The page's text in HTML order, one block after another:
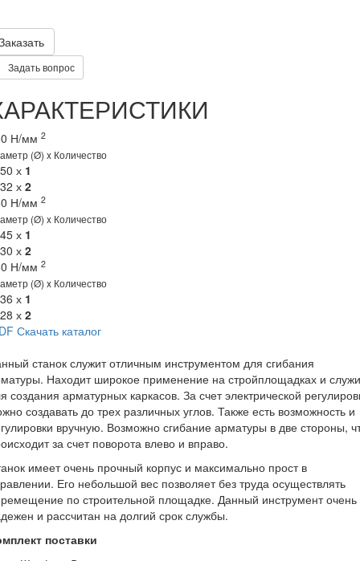
Задать вопрос
Н/мм 2
(Ø) x Количество
х 1
х 2
Н/мм 2
(Ø) x Количество
х 1
х 2
Н/мм 2
(Ø) x Количество
х 1
х 2
Скачать каталог
станок служит отличным инструментом для сгибания
Находит широкое применение на стройплощадках и
создания арматурных каркасов. За счет электрической
создавать до трех различных углов. Также есть возможность и
вручную. Возможно сгибание арматуры в две стороны,
за счет поворота влево и вправо.
имеет очень прочный корпус и максимально прост в
Его небольшой вес позволяет без труда осуществлять
по строительной площадке. Данный инструмент очень
и рассчитан на долгий срок службы.
поставки